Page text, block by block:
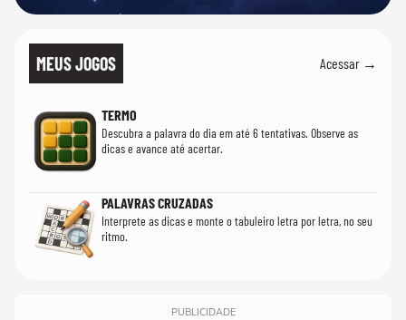
MEUS JOGOS Acessar →
TERMO
Descubra a palavra do dia em até 6 tentativas. Observe as
dicas e avance até acertar.
PALAVRAS CRUZADAS
Interprete as dicas e monte o tabuleiro letra por letra, no seu
ritmo.
PUBLICIDADE